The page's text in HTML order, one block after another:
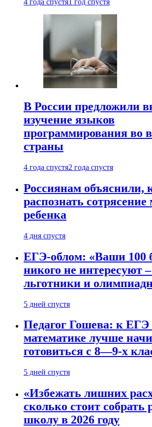
4 года спустя 1 год спустя
В России предложили
изучение языков
программирования во
страны
4 года спустя2 года спустя
Россиянам объяснили,
распознать сотрясение
ребенка
4 дня спустя
ЕГЭ-облом: «Ваши 100
никого не интересуют
льготники и
5 дней спустя
Педагог Гошева: к ЕГЭ
математике лучше
готовиться с 8—9-х
5 дней спустя
«Избежать лишних
сколько стоит собрать
школу в 2026 году